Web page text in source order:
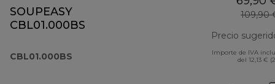
SOUPEASY
CBL01.000BS
CBL01.000BS
109,90
Precio
Importe de IVA
del 12,13 €